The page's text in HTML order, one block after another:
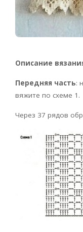
Описание
Передняя часть:
вяжите по схеме 1.
Через 37 рядов